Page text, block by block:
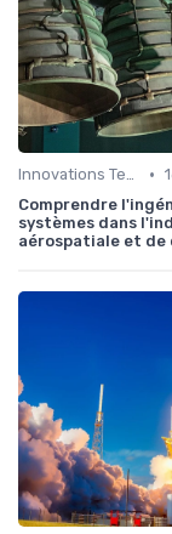
Innovations Technologiques •
Comprendre
systèmes dans
aérospatiale et de